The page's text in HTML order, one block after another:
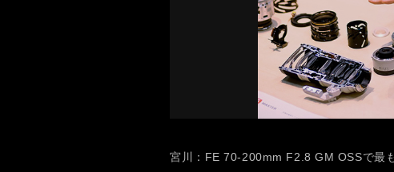
宮川：FE 70-200mm F2.8 GM OSSで最